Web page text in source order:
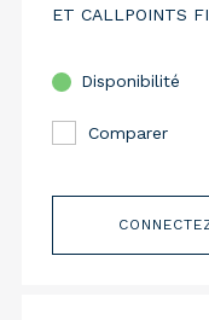
ET CALLPOINTS
Disponibilité
Comparer